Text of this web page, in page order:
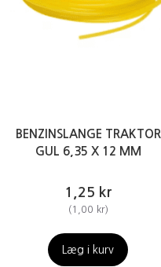
BENZINSLANGE TRAKTOR
GUL 6,35 X 12 MM
1,25 kr
(1,00 kr)
Læg i kurv